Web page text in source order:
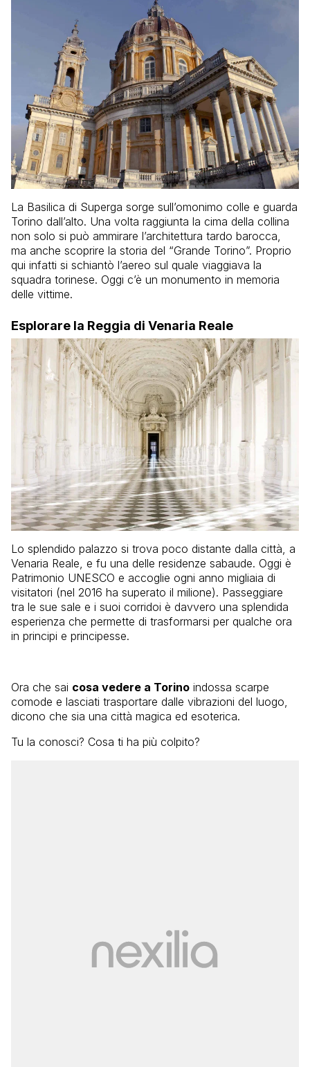
La Basilica di Superga sorge sull’omonimo colle e guarda
Torino dall’alto. Una volta raggiunta la cima della collina
non solo si può ammirare l’architettura tardo barocca,
ma anche scoprire la storia del “Grande Torino”. Proprio
qui infatti si schiantò l’aereo sul quale viaggiava la
squadra torinese. Oggi c’è un monumento in memoria
delle vittime.
Esplorare la Reggia di Venaria Reale
Lo splendido palazzo si trova poco distante dalla città, a
Venaria Reale, e fu una delle residenze sabaude. Oggi è
Patrimonio UNESCO e accoglie ogni anno migliaia di
visitatori (nel 2016 ha superato il milione). Passeggiare
tra le sue sale e i suoi corridoi è davvero una splendida
esperienza che permette di trasformarsi per qualche ora
in principi e principesse.
Ora che sai cosa vedere a Torino indossa scarpe
comode e lasciati trasportare dalle vibrazioni del luogo,
dicono che sia una città magica ed esoterica.
Tu la conosci? Cosa ti ha più colpito?